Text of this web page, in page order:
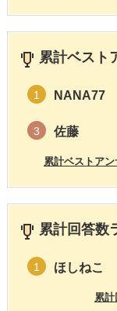
累計ベスト
1 NANA77
3 佐藤
累計ベストア
累計回答数
1 ほしねこ
累